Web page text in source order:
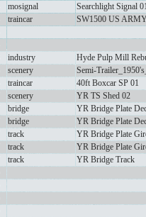
mosignal
Searchlight Signal
traincar
SW1500 US
industry
Hyde Pulp Mill
scenery
Semi-
traincar
40ft Boxcar SP 01
scenery
YR TS Shed 02
bridge
YR Bridge Plate
bridge
YR Bridge Plate
track
YR Bridge Plate
track
YR Bridge Plate
track
YR Bridge Track